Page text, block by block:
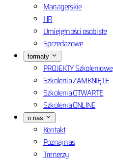
Managerskie
HR
Umiejętności osobiste
Sprzedażowe
formaty
PROJEKTY Szkoleniowe
Szkolenia ZAMKNIĘTE
Szkolenia OTWARTE
Szkolenia ONLINE
o nas
Kontakt
Poznaj nas
Trenerzy